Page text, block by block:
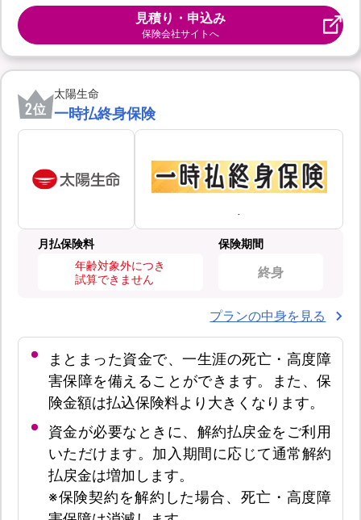
見積り・申込み
保険会社サイトへ
2位
太陽生命
一時払終身保険
月払保険料
年齢対象外につき
試算できません
保険期間
終身
プランの中身を見る
まとまった資金で、一生涯の死亡・高度障
害保障を備えることができます。また、保
険金額は払込保険料より大きくなります。
資金が必要なときに、解約払戻金をご利用
いただけます。加入期間に応じて通常解約
払戻金は増加します。
※保険契約を解約した場合、死亡・高度障